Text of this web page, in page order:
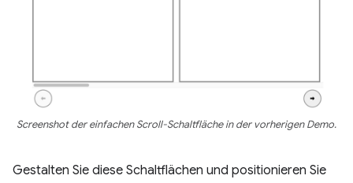
Screenshot der einfachen Scroll-Schaltfläche in der vorherigen Demo.
Gestalten Sie diese Schaltflächen und positionieren Sie